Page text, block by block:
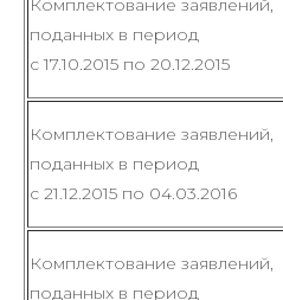
Комплектование заявлений,
поданных в период
с 17.10.2015 по 20.12.2015
Комплектование заявлений,
поданных в период
с 21.12.2015 по 04.03.2016
Комплектование заявлений,
поданных в период